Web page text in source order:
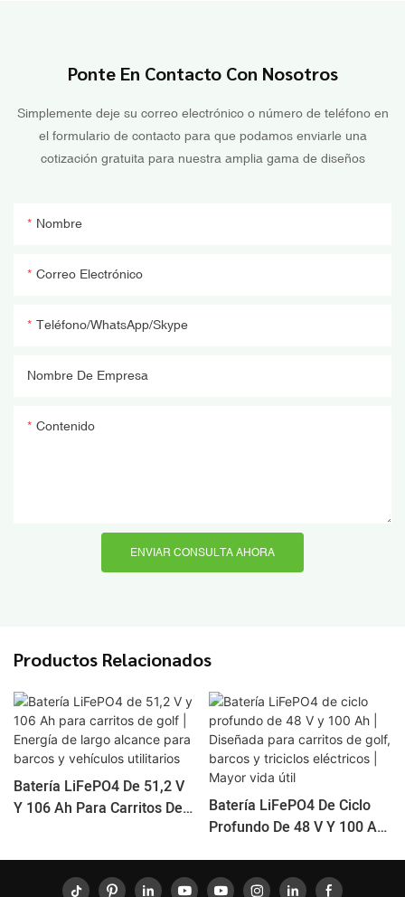
Ponte En Contacto Con Nosotros
Simplemente deje su correo electrónico o número de teléfono en
el formulario de contacto para que podamos enviarle una
cotización gratuita para nuestra amplia gama de diseños
Nombre
Correo Electrónico
Teléfono/WhatsApp/Skype
Nombre De Empresa
Contenido
ENVIAR CONSULTA AHORA
Productos Relacionados
Batería LiFePO4 De 51,2 V
Y 106 Ah Para Carritos De
Vehículos Utilitarios
Batería LiFePO4 De Ciclo
Profundo De 48 V Y 100 Ah
Eléctricos | Mayor Vida Útil